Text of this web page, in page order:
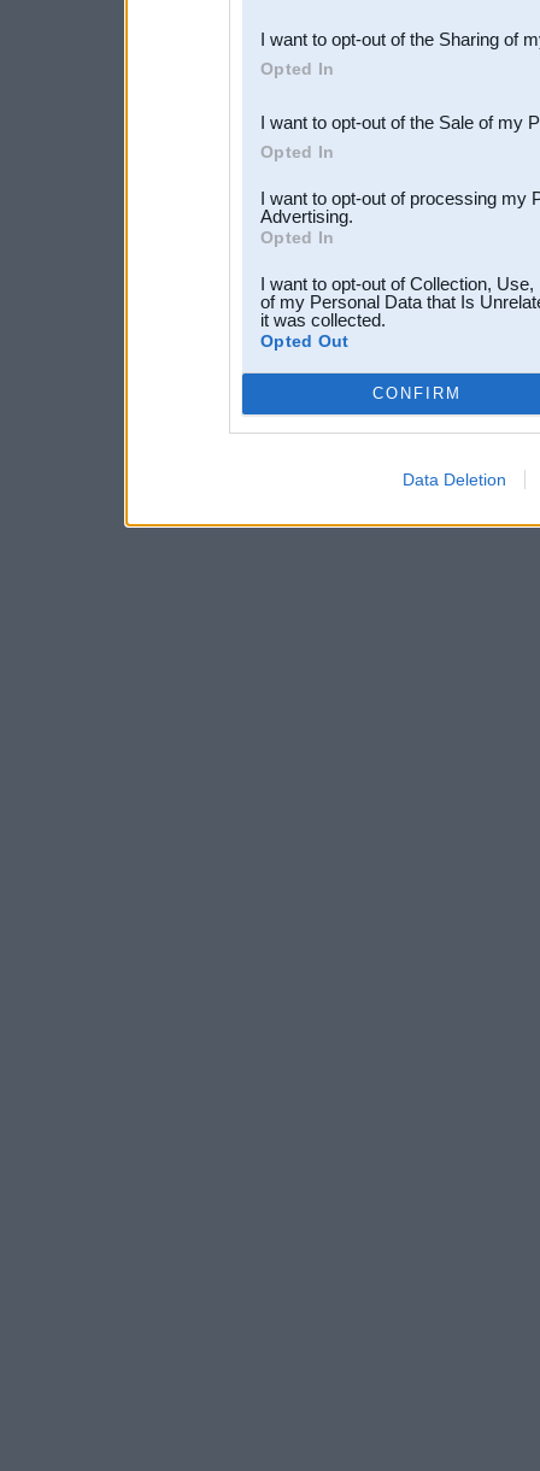
Downstream Participants
third parties.
I want to opt-out of the Sharing of
Opted In
I want to opt-out of the Sale of my
Opted In
I want to opt-out of processing my
Advertising.
Opted In
I want to opt-out of Collection,
of my Personal Data that Is
it was collected.
Opted Out
CONFIRM
Data Deletion